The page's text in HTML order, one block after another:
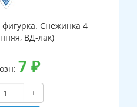
Снежинка 4
ВД-лак)
7 ₽
+